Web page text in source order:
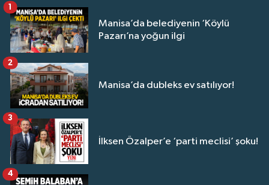
Manisa’da belediyenin ‘Köylü
Pazarı’na yoğun ilgi
1
Manisa’da dubleks ev satılıyor!
2
İlksen Özalper’e ‘parti meclisi’ şoku!
3
4